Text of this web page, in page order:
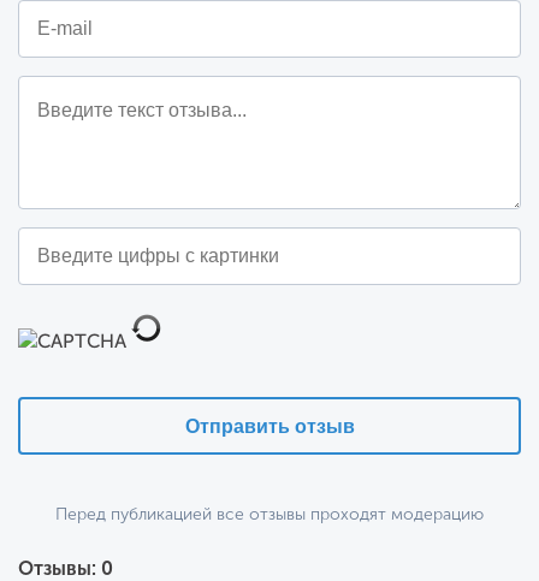
Отправить отзыв
Перед публикацией все отзывы проходят модерацию
Отзывы: 0